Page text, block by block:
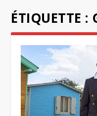
ÉTIQUETTE :